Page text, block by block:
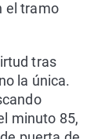
el tramo
tras
la única.
minuto 85,